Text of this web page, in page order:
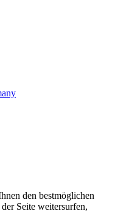
den bestmöglichen
Seite weitersurfen,